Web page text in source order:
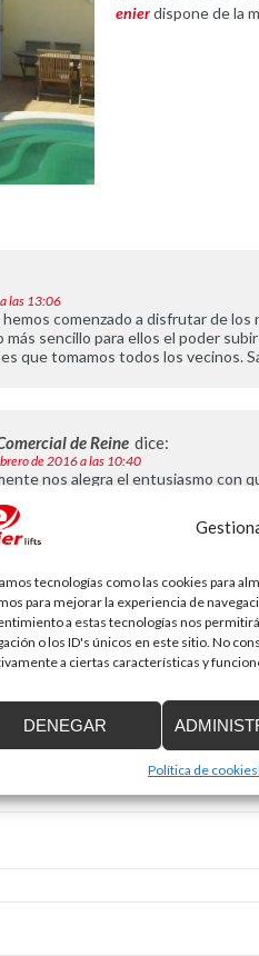
tecnologías como las cookies para
para mejorar la experiencia de
a estas tecnologías nos
o los ID's únicos en este sitio. No
a ciertas características y
DENEGAR
Política de cookies
enierdispone de la
las 13:06
hemos comenzado a disfrutar de
más sencillo para ellos el poder
que tomamos todos los vecinos.
de Reine dice:
de 2016 a las 10:40
nos alegra el entusiasmo con
bien dices, ahora son otros
una inversión para todos los
y acepten todos los vecinos.
publicada.Los campos